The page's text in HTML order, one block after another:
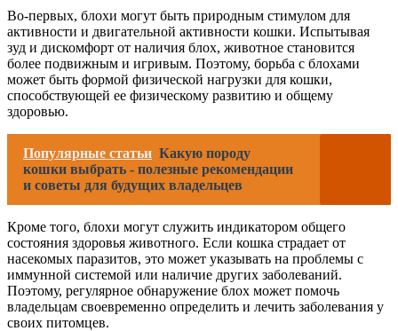
Во-первых, блохи могут быть природным стимулом для
активности и двигательной активности кошки. Испытывая
зуд и дискомфорт от наличия блох, животное становится
более подвижным и игривым. Поэтому, борьба с блохами
может быть формой физической нагрузки для кошки,
способствующей ее физическому развитию и общему
здоровью.
Популярные статьи Какую породу
кошки выбрать - полезные рекомендации
и советы для будущих владельцев
Кроме того, блохи могут служить индикатором общего
состояния здоровья животного. Если кошка страдает от
насекомых паразитов, это может указывать на проблемы с
иммунной системой или наличие других заболеваний.
Поэтому, регулярное обнаружение блох может помочь
владельцам своевременно определить и лечить заболевания у
своих питомцев.